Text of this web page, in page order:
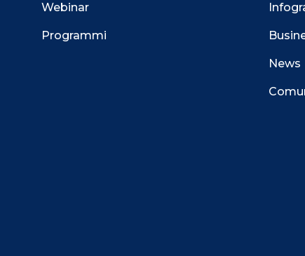
Webinar
Programmi
News